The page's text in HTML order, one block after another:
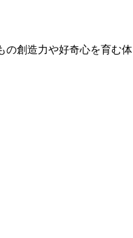
の創造力や好奇心を育む体